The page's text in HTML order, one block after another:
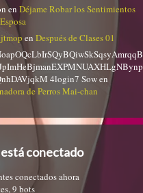
en Déjame Robar los Sentimientos
en Después de Clases 01
4login7 Sowen
de Perros Mai-chan
conectado
conectados ahora
9 bots